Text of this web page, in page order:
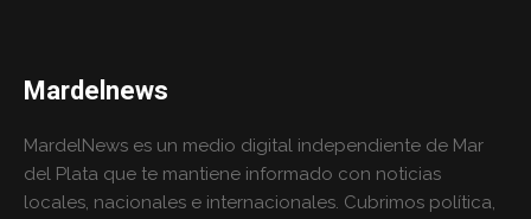
Mardelnews
MardelNews es un medio digital independiente de Mar
del Plata que te mantiene informado con noticias
locales, nacionales e internacionales. Cubrimos política,